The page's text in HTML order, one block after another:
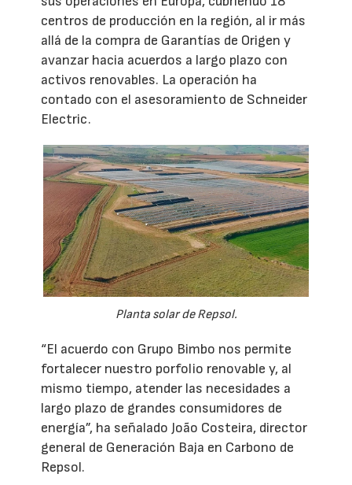
centros de producción en la región, al ir más
allá de la compra de Garantías de Origen y
avanzar hacia acuerdos a largo plazo con
activos renovables. La operación ha
contado con el asesoramiento de Schneider
Electric.
Planta solar de Repsol.
“El acuerdo con Grupo Bimbo nos permite
fortalecer nuestro porfolio renovable y, al
mismo tiempo, atender las necesidades a
largo plazo de grandes consumidores de
energía”, ha señalado João Costeira, director
general de Generación Baja en Carbono de
Repsol.